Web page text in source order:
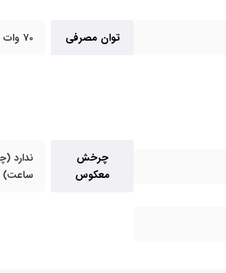
توان مصرفی 70 وات
چرخش
معکوس
ندارد
ساعت)